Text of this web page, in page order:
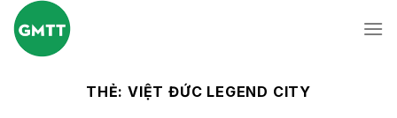
Skip
content
THẺ: VIỆT ĐỨC LEGEND CITY